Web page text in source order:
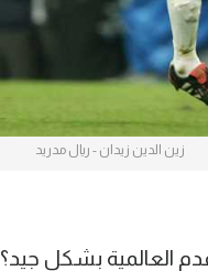
زين الدين زيدان - ريال مدريد
العالمية بشكل جيد؟